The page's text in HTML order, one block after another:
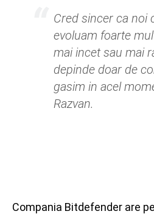
Cred sincer ca noi
evoluam foarte
mai incet sau mai
depinde doar de
gasim in acel
Razvan.
Compania Bitdefender are